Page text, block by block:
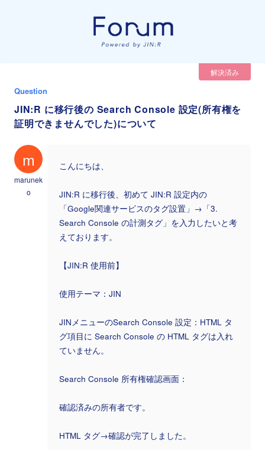
解決済み
Question
JIN:R に移行後の Search Console 設定(所有権を
証明できませんでした)について
m
marunek
o
こんにちは、
JIN:R に移行後、初めて JIN:R 設定内の
「Google関連サービスのタグ設置」→「3.
Search Console の計測タグ」を入力したいと考
えております。
【JIN:R 使用前】
使用テーマ：JIN
JINメニューのSearch Console 設定：HTML タ
グ項目に Search Console の HTML タグは入れ
ていません。
Search Console 所有権確認画面：
確認済みの所有者です。
HTML タグ→確認が完了しました。